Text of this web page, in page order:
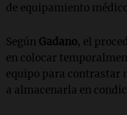
de equipamiento
Según Gadano, el
en colocar
equipo para contrastar
a almacenarla en